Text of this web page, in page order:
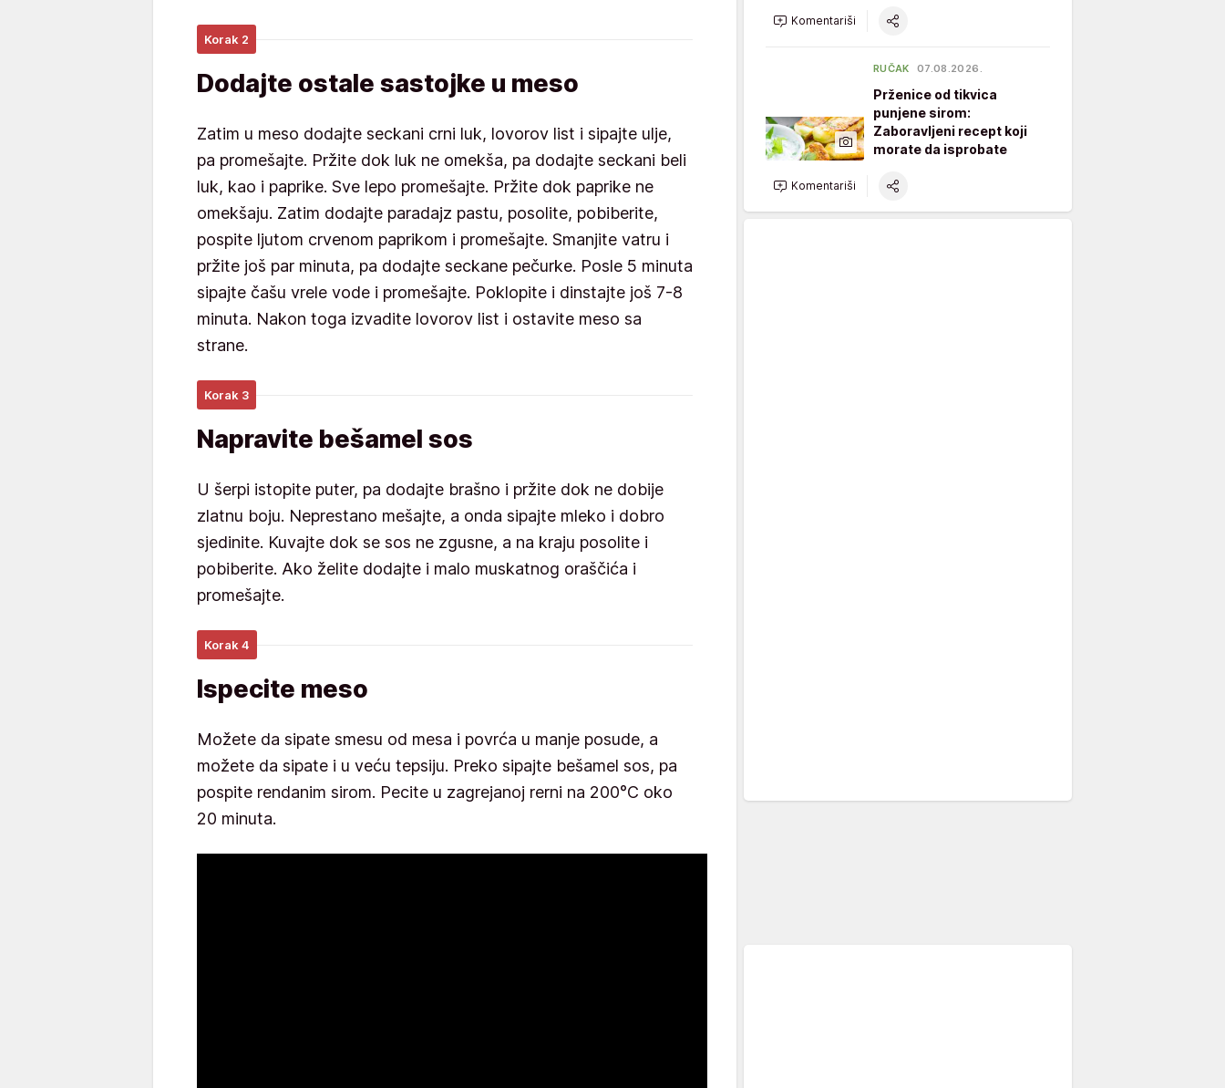
Korak 2
Dodajte ostale sastojke u meso
Zatim u meso dodajte seckani crni luk, lovorov list i sipajte ulje,
pa promešajte. Pržite dok luk ne omekša, pa dodajte seckani beli
luk, kao i paprike. Sve lepo promešajte. Pržite dok paprike ne
omekšaju. Zatim dodajte paradajz pastu, posolite, pobiberite,
pospite ljutom crvenom paprikom i promešajte. Smanjite vatru i
pržite još par minuta, pa dodajte seckane pečurke. Posle 5 minuta
sipajte čašu vrele vode i promešajte. Poklopite i dinstajte još 7-8
minuta. Nakon toga izvadite lovorov list i ostavite meso sa
strane.
Korak 3
Napravite bešamel sos
U šerpi istopite puter, pa dodajte brašno i pržite dok ne dobije
zlatnu boju. Neprestano mešajte, a onda sipajte mleko i dobro
sjedinite. Kuvajte dok se sos ne zgusne, a na kraju posolite i
pobiberite. Ako želite dodajte i malo muskatnog oraščića i
promešajte.
Korak 4
Ispecite meso
Možete da sipate smesu od mesa i povrća u manje posude, a
možete da sipate i u veću tepsiju. Preko sipajte bešamel sos, pa
pospite rendanim sirom. Pecite u zagrejanoj rerni na 200°C oko
20 minuta.
Komentariši
RUČAK 07.08.2026.
Prženice od tikvica
punjene sirom:
Zaboravljeni recept koji
morate da isprobate
Komentariši